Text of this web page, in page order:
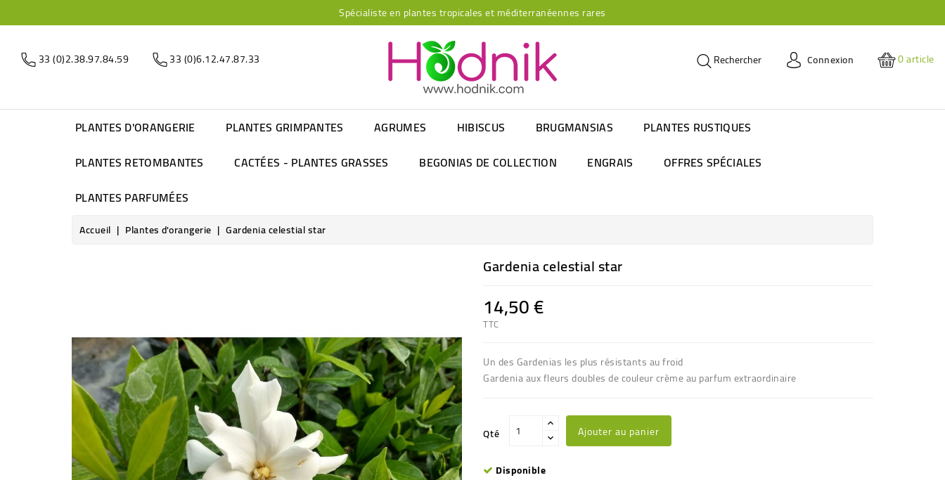
Spécialiste en plantes tropicales et méditerranéennes rares
33 (0)2.38.97.84.59 33 (0)6.12.47.87.33 Rechercher Connexion 0article
PLANTES D'ORANGERIE PLANTES GRIMPANTES AGRUMES HIBISCUS BRUGMANSIAS
PLANTES RUSTIQUES
PLANTES RETOMBANTES
CACTÉES - PLANTES GRASSES BEGONIAS DE COLLECTION ENGRAIS
OFFRES SPÉCIALES
PLANTES PARFUMÉES
Accueil Plantes d'orangerie Gardenia celestial star
Gardenia celestial star
14,50 €
TTC
Un des Gardenias les plus résistants au froid
Gardenia aux fleurs doubles de couleur crème au parfum extraordinaire
Qté Ajouter au panier
Disponible